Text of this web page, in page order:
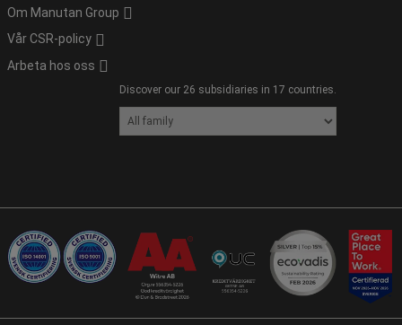
Om Manutan Group
Vår CSR-policy
Arbeta hos oss
Discover our 26 subsidiaries in 17 countries.